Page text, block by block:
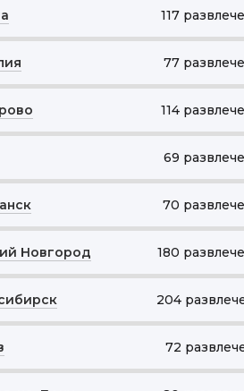
117
77
114
69
70
Новгород 180
204
72